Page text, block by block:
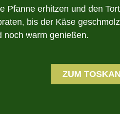
Pfanne erhitzen und den
bis der Käse
noch warm genießen.
ZUM